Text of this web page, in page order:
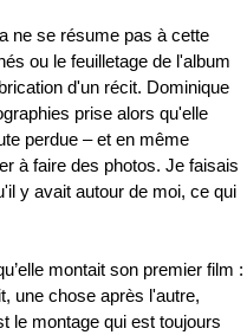
ne se résume pas à cette
ou le feuilletage de l'album
d'un récit. Dominique
prise alors qu'elle
perdue – et en même
à faire des photos. Je faisais
y avait autour de moi, ce qui
montait son premier film :
une chose après l'autre,
le montage qui est toujours